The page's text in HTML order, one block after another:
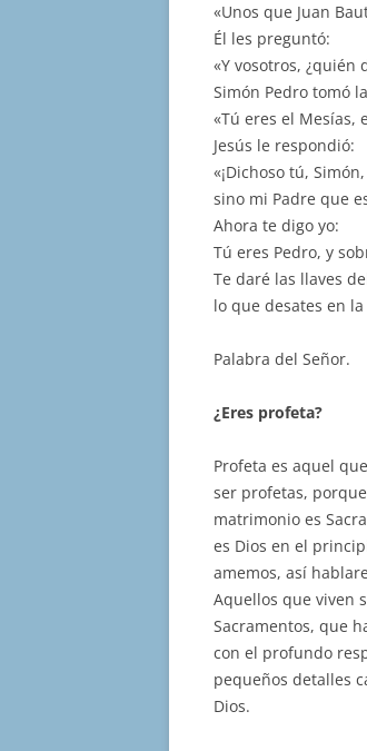
«Unos que Juan
Él les preguntó:
«Y vosotros, ¿quién
Simón Pedro tomó
«Tú eres el Mesías,
Jesús le respondió:
«¡Dichoso tú,
sino mi Padre que
Ahora te digo yo:
Tú eres Pedro, y
Te daré las llaves
lo que desates en
Palabra del Señor.
¿Eres profeta?
Profeta es aquel
ser profetas,
matrimonio es
es Dios en el
amemos, así
Aquellos que viven
Sacramentos, que
con el profundo
pequeños detalles
Dios.